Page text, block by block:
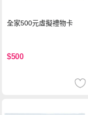
全家500元虛擬禮物卡
$500